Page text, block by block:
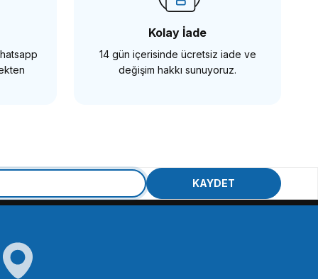
EKLE
Kolay İade
14 gün içerisinde ücretsiz iade ve
değişim hakkı sunuyoruz.
KAYDET